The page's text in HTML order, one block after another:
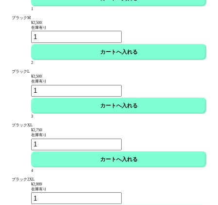
1
ブラックM
¥2,500
在庫有り
2
ブラックL
¥2,500
在庫有り
3
ブラックXL
¥2,750
在庫有り
4
ブラック2XL
¥2,999
在庫有り